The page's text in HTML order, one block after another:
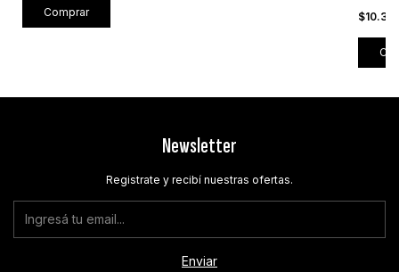
Comprar
Newsletter
Registrate y recibí nuestras ofertas.